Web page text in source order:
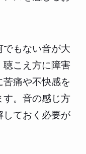
もない音が大
聴こえ方に障害
痛や不快感を
す。音の感じ方
しておく必要が